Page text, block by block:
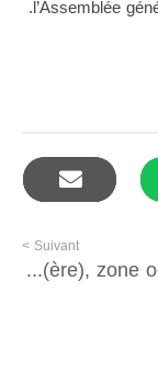
l’Assemblée
Suivant >
Responsable Administratif(ve) et Financier(ère), zone occidentale